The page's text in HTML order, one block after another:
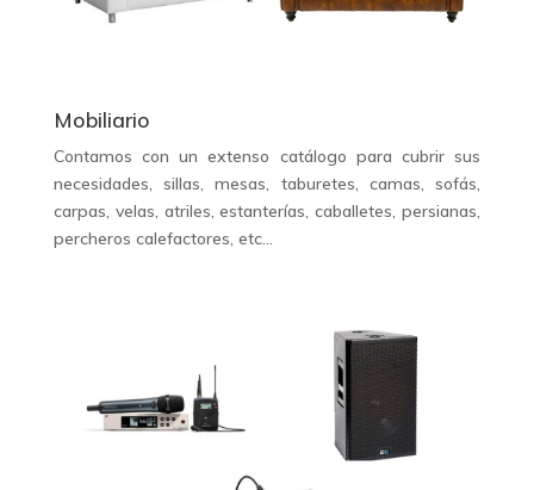
Mobiliario
Contamos con un extenso catálogo para cubrir sus
necesidades, sillas, mesas, taburetes, camas, sofás,
carpas, velas, atriles, estanterías, caballetes, persianas,
percheros calefactores, etc…